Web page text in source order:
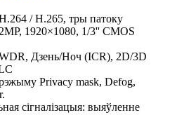
/ H.265, тры патоку
1920×1080, 1/3'' CMOS
Дзень/Ноч (ICR), 2D/3D
Privacy mask, Defog,
сігналізацыя: выяўленне